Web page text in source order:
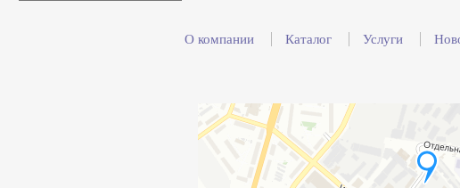
О компании Каталог Услуги